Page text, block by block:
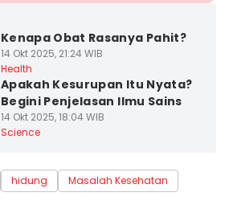
Kenapa Obat Rasanya Pahit?
14 Okt 2025, 21:24 WIB
Health
Apakah Kesurupan Itu Nyata?
Begini Penjelasan Ilmu Sains
14 Okt 2025, 18:04 WIB
Science
hidung
Masalah Kesehatan